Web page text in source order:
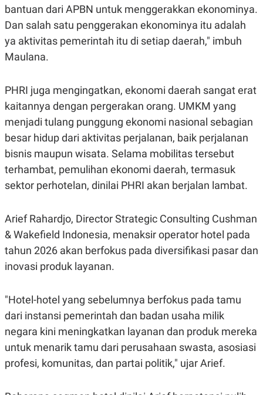
bantuan dari APBN untuk menggerakkan ekonominya.
Dan salah satu penggerakan ekonominya itu adalah
ya aktivitas pemerintah itu di setiap daerah," imbuh
Maulana.
PHRI juga mengingatkan, ekonomi daerah sangat erat
kaitannya dengan pergerakan orang. UMKM yang
menjadi tulang punggung ekonomi nasional sebagian
besar hidup dari aktivitas perjalanan, baik perjalanan
bisnis maupun wisata. Selama mobilitas tersebut
terhambat, pemulihan ekonomi daerah, termasuk
sektor perhotelan, dinilai PHRI akan berjalan lambat.
Arief Rahardjo, Director Strategic Consulting Cushman
& Wakefield Indonesia, menaksir operator hotel pada
tahun 2026 akan berfokus pada diversifikasi pasar dan
inovasi produk layanan.
"Hotel-hotel yang sebelumnya berfokus pada tamu
dari instansi pemerintah dan badan usaha milik
negara kini meningkatkan layanan dan produk mereka
untuk menarik tamu dari perusahaan swasta, asosiasi
profesi, komunitas, dan partai politik," ujar Arief.